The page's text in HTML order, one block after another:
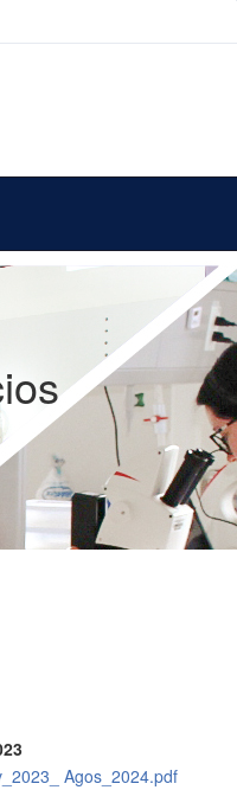
Agos_2024.pdf